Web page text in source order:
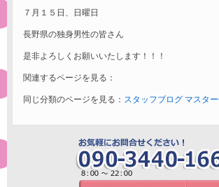
７月１５日、日曜日
長野県の独身男性の皆さん
是非よろしくお願いいたします！！！
関連するページを見る：
同じ分類のページを見る： スタッフブログ マスタ